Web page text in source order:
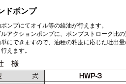
ドポンプ
ンプにてオイル等の給油が行えます。
ルアクションポンプに、ポンプストローク比
単にできますので、油種の粘度に応じた吐出
えます。